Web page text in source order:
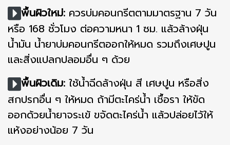
พื้นผิวใหม่: ควรบ่มคอนกรีตตามมาตรฐาน 7 วัน
หรือ 168 ชั่วโมง ต่อความหนา 1 ซม. แล้วล้างฝุ่น
น้ำมัน น้ำยาบ่มคอนกรีตออกให้หมด รวมถึงเศษปูน
และสิ่งแปลกปลอมอื่น ๆ ด้วย
พื้นผิวเดิม: ใช้น้ำฉีดล้างฝุ่น สี เศษปูน หรือสิ่ง
สกปรกอื่น ๆ ให้หมด ถ้ามีตะไคร่น้ำ เชื้อรา ให้ขัด
ออกด้วยน้ำยาจระเข้ ขจัดตะไคร่น้ำ แล้วปล่อยไว้ให้
แห้งอย่างน้อย 7 วัน